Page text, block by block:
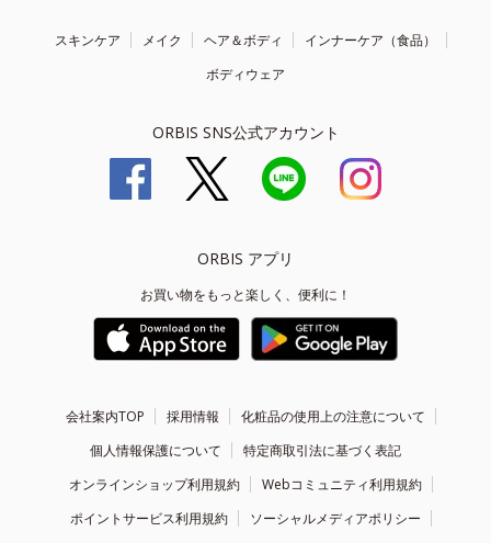
スキンケア メイク ヘア＆ボディ
インナーケア（食品）
ボディウェア
ORBIS SNS公式アカウント
ORBIS アプリ
お買い物をもっと楽しく、便利に！
会社案内TOP 採用情報
化粧品の使用上の注意について
個人情報保護について
特定商取引法に基づく表記
オンラインショップ利用規約
Webコミュニティ利用規約
ポイントサービス利用規約
ソーシャルメディアポリシー